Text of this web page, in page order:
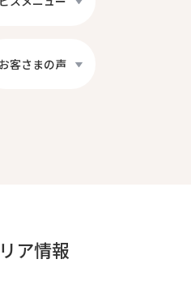
お客さまの声
ア情報